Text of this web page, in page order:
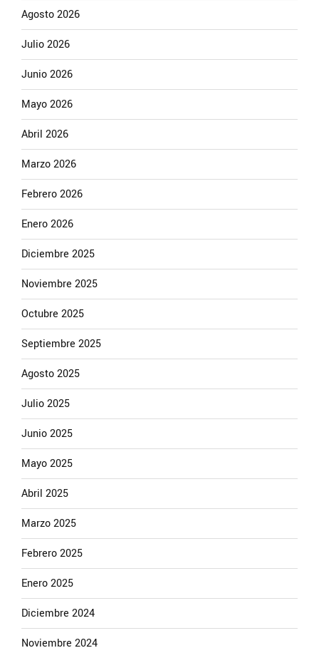
Agosto 2026
Julio 2026
Junio 2026
Mayo 2026
Abril 2026
Marzo 2026
Febrero 2026
Enero 2026
Diciembre 2025
Noviembre 2025
Octubre 2025
Septiembre 2025
Agosto 2025
Julio 2025
Junio 2025
Mayo 2025
Abril 2025
Marzo 2025
Febrero 2025
Enero 2025
Diciembre 2024
Noviembre 2024